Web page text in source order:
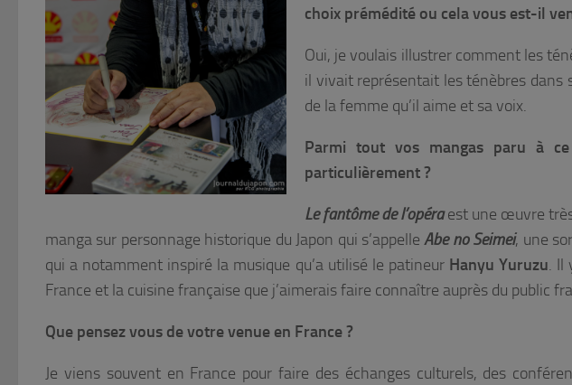
choix prémédité ou cela vous est-il
Oui, je voulais illustrer comment les
il vivait représentait les ténèbres
de la femme qu’il aime et sa voix.
Parmi tout vos mangas paru à
particulièrement ?
Le fantôme de l’opéraest une œuvre
manga sur personnage historique du Japon qui s’appelleAbe no Seimei, une
qui a notamment inspiré la musique qu’a utilisé le patineur Hanyu Yuruzu. Il
France et la cuisine française que j’aimerais faire connaître auprès du public
Que pensez vous de votre venue en France ?
Je viens souvent en France pour faire des échanges culturels, des